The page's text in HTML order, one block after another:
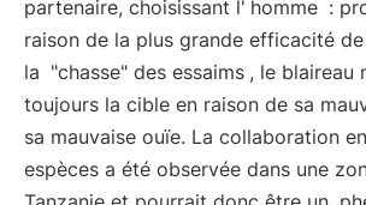
partenaire, choisissant l' homme :
raison de la plus grande efficacité
la "chasse" des essaims , le blaireau
toujours la cible en raison de sa
sa mauvaise ouïe. La collaboration
espèces a été observée dans une